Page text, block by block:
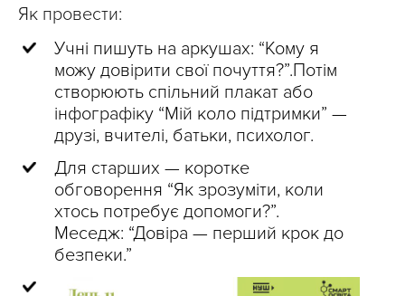
Як провести:
Учні пишуть на аркушах: “Кому я
можу довірити свої почуття?”.Потім
створюють спільний плакат або
інфографіку “Мій коло підтримки” —
друзі, вчителі, батьки, психолог.
Для старших — коротке
обговорення “Як зрозуміти, коли
хтось потребує допомоги?”.
Меседж: “Довіра — перший крок до
безпеки.”